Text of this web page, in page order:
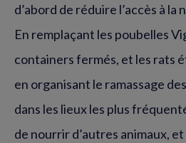
d’abord de réduire l’accès à
En remplaçant les poubelles
containers fermés, et les rats
en organisant le ramassage
dans les lieux les plus
de nourrir d’autres animaux,